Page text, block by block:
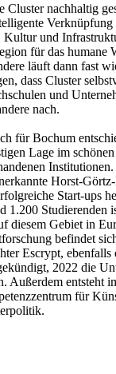
Cluster nachhaltig
und
für das humane
läuft dann fast
dass Cluster
und
nach.
für Bochum
Lage im
Horst-
Start-ups
1.200 Studierenden
diesem Gebiet in
befindet
Escrypt, ebenfalls
2022 die
Außerdem entsteht
für